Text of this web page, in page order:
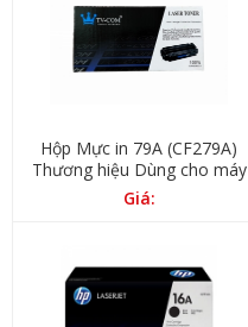
Hộp Mực in 79A (CF279A)
Thương hiệu Dùng cho máy
in Hp LaserJet Pro M12w /
Giá: